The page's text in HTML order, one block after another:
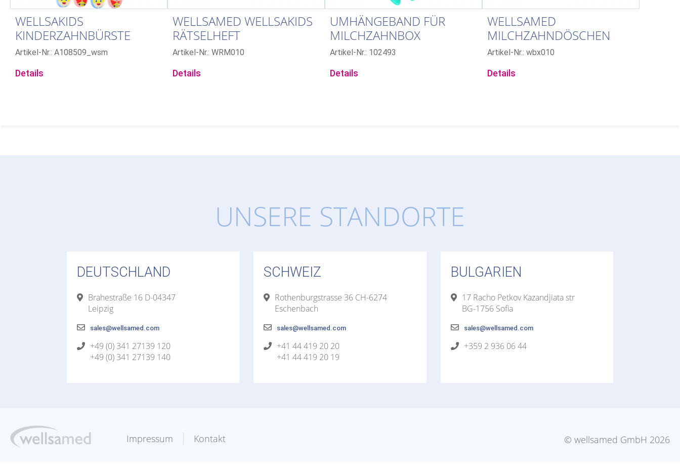
WELLSAKIDS
KINDERZAHNBÜRSTE
Artikel-Nr.: A108509_wsm
Details
WELLSAMED WELLSAKIDS
RÄTSELHEFT
Artikel-Nr.: WRM010
Details
UMHÄNGEBAND FÜR
MILCHZAHNBOX
Artikel-Nr.: 102493
Details
WELLSAMED
MILCHZAHNDÖSCHEN
Artikel-Nr.: wbx010
Details
UNSERE STANDORTE
DEUTSCHLAND
Brahestraße 16 D-04347
Leipzig
sales@wellsamed.com
+49 (0) 341 27139 120
+49 (0) 341 27139 140
SCHWEIZ
Rothenburgstrasse 36 CH-6274
Eschenbach
sales@wellsamed.com
+41 44 419 20 20
+41 44 419 20 19
BULGARIEN
17 Racho Petkov Kazandjiata str
BG-1756 Sofia
sales@wellsamed.com
+359 2 936 06 44
Impressum Kontakt © wellsamed GmbH 2026